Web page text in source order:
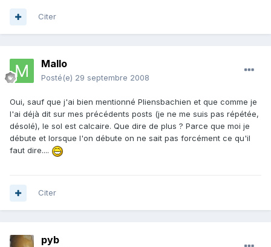
Citer
Mallo
Posté(e) 29 septembre 2008
Oui, sauf que j'ai bien mentionné Pliensbachien et que comme je
l'ai déjà dit sur mes précédents posts (je ne me suis pas répétée,
désolé), le sol est calcaire. Que dire de plus ? Parce que moi je
débute et lorsque l'on débute on ne sait pas forcément ce qu'il
faut dire....
Citer
pyb